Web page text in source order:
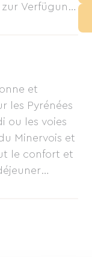
Verfügung.
et
les Pyrénées
ou les voies
Minervois et
le confort et